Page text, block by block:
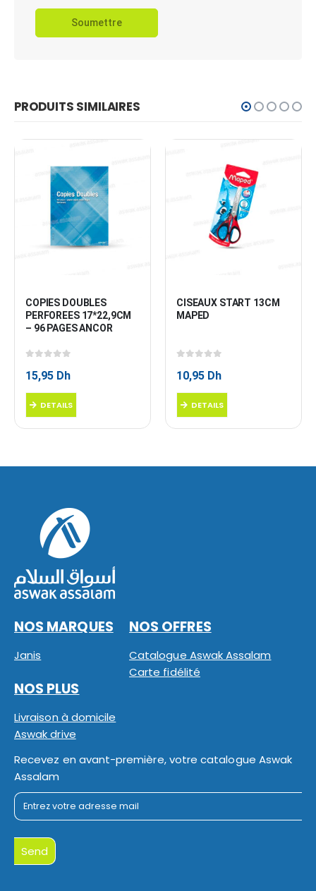
PRODUITS SIMILAIRES
COPIES DOUBLES
PERFOREES 17*22,9CM
– 96 PAGES ANCOR
15,95 Dh
DETAILS
CISEAUX START 13CM
MAPED
10,95 Dh
DETAILS
NOS MARQUES
Janis
NOS OFFRES
Catalogue Aswak Assalam
Carte fidélité
NOS PLUS
Livraison à domicile
Aswak drive
Recevez en avant-première, votre catalogue Aswak
Assalam